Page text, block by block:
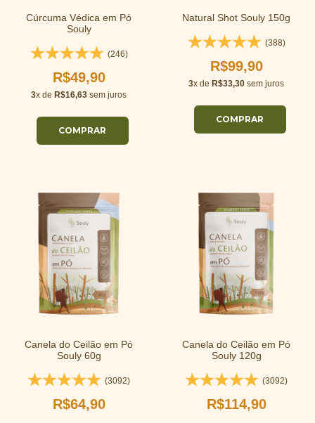
Cúrcuma Védica em Pó
Souly
(246)
R$49,90
3x de R$16,63 sem juros
Natural Shot Souly 150g
(388)
R$99,90
3x de R$33,30 sem juros
Canela do Ceilão em Pó
Souly 60g
(3092)
R$64,90
Canela do Ceilão em Pó
Souly 120g
(3092)
R$114,90